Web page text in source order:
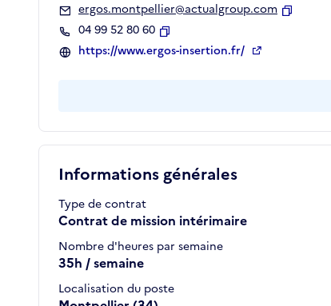
Informations générales
Type de contrat
Contrat de mission intérimaire
Nombre d'heures par semaine
35h / semaine
Localisation du poste
ergos.montpellier@actualgroup.com
04 99 52 80 60
Copier
https://www.ergos-insertion.fr/